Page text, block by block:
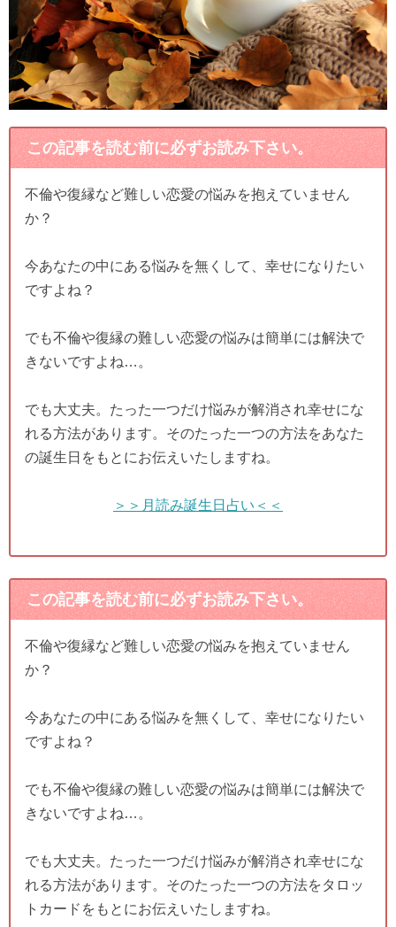
この記事を読む前に必ずお読み下さい。
不倫や復縁など難しい恋愛の悩みを抱えていません
か？
今あなたの中にある悩みを無くして、幸せになりたい
ですよね？
でも不倫や復縁の難しい恋愛の悩みは簡単には解決で
きないですよね…。
でも大丈夫。たった一つだけ悩みが解消され幸せにな
れる方法があります。そのたった一つの方法をあなた
の誕生日をもとにお伝えいたしますね。
＞＞月読み誕生日占い＜＜
この記事を読む前に必ずお読み下さい。
不倫や復縁など難しい恋愛の悩みを抱えていません
か？
今あなたの中にある悩みを無くして、幸せになりたい
ですよね？
でも不倫や復縁の難しい恋愛の悩みは簡単には解決で
きないですよね…。
でも大丈夫。たった一つだけ悩みが解消され幸せにな
れる方法があります。そのたった一つの方法をタロッ
トカードをもとにお伝えいたしますね。